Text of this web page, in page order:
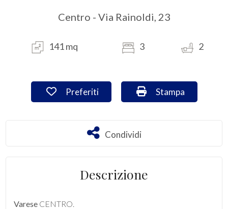
Centro - Via Rainoldi, 23
141 mq 3 2
Preferiti: Cod. VA/3008
Preferiti Stampa: Cod. VA/
Stampa
Condividi
Condividi
Descrizione
Varese CENTRO.
Residenziali
Industriali